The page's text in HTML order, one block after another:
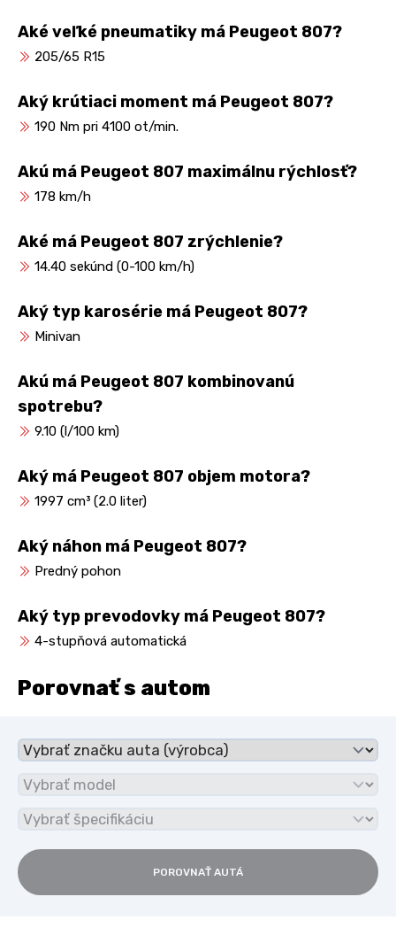
Aké veľké pneumatiky má Peugeot 807?
205/65 R15
Aký krútiaci moment má Peugeot 807?
190 Nm pri 4100 ot/min.
Akú má Peugeot 807 maximálnu rýchlosť?
178 km/h
Aké má Peugeot 807 zrýchlenie?
14.40 sekúnd (0-100 km/h)
Aký typ karosérie má Peugeot 807?
Minivan
Akú má Peugeot 807 kombinovanú
spotrebu?
9.10 (l/100 km)
Aký má Peugeot 807 objem motora?
1997 cm³ (2.0 liter)
Aký náhon má Peugeot 807?
Predný pohon
Aký typ prevodovky má Peugeot 807?
4-stupňová automatická
Porovnať s autom
POROVNAŤ AUTÁ